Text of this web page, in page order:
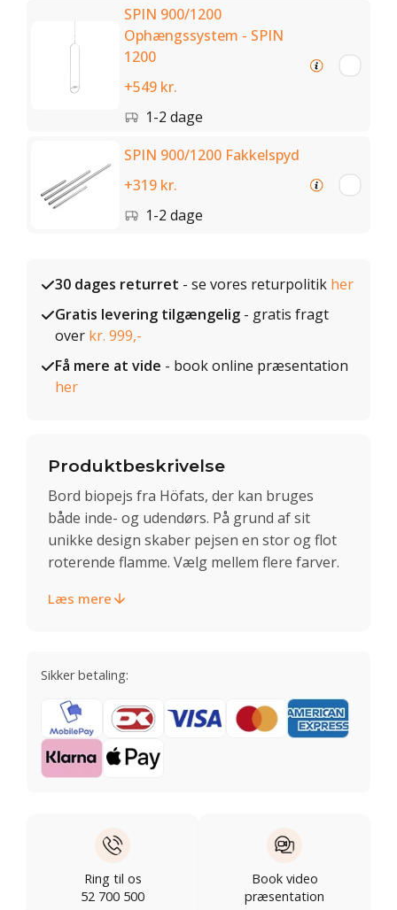
SPIN 900/1200
Ophængssystem - SPIN
1200
+549 kr.
1-2 dage
SPIN 900/1200 Fakkelspyd
+319 kr.
1-2 dage
30 dages returret - se vores returpolitik her
Gratis levering tilgængelig - gratis fragt
over kr. 999,-
Få mere at vide - book online præsentation
her
Produktbeskrivelse
Bord biopejs fra Höfats, der kan bruges
både inde- og udendørs. På grund af sit
unikke design skaber pejsen en stor og flot
roterende flamme. Vælg mellem flere farver.
Læs mere
Sikker betaling:
Ring til os
52 700 500
Book video
præsentation